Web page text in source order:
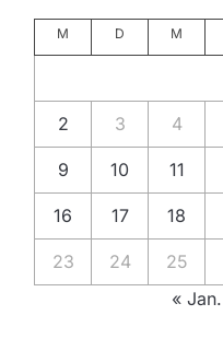
M D M
2 3 4
9 10 11
16 17 18
23 24 25
« Jan.